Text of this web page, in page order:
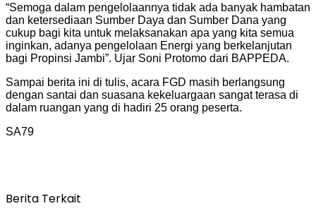
“Semoga dalam pengelolaannya tidak ada banyak hambatan
dan ketersediaan Sumber Daya dan Sumber Dana yang
cukup bagi kita untuk melaksanakan apa yang kita semua
inginkan, adanya pengelolaan Energi yang berkelanjutan
bagi Propinsi Jambi”. Ujar Soni Protomo dari BAPPEDA.
Sampai berita ini di tulis, acara FGD masih berlangsung
dengan santai dan suasana kekeluargaan sangat terasa di
dalam ruangan yang di hadiri 25 orang peserta.
SA79
Berita Terkait